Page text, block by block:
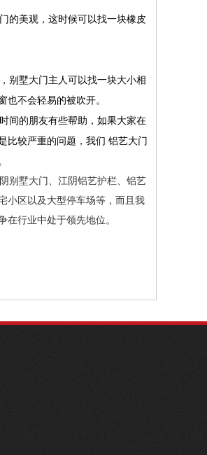
的美观，这时候可以找一块橡皮
别墅大门主人可以找一块大小相
不会轻易的被吹开。
间的朋友有些帮助，如果大家在
比较严重的问题，我们 铝艺大门
别墅大门 、 江阴铝艺护栏、铝艺
小区以及大型停车场等，而且我
行业中处于领先地位。